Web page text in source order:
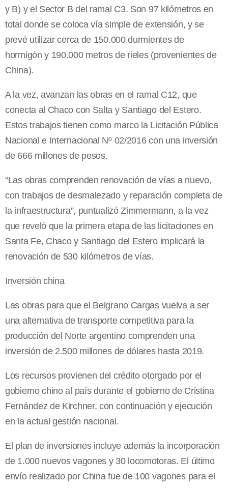
y B) y el Sector B del ramal C3. Son 97 kilómetros en
total donde se coloca vía simple de extensión, y se
prevé utilizar cerca de 150.000 durmientes de
hormigón y 190.000 metros de rieles (provenientes de
China).
A la vez, avanzan las obras en el ramal C12, que
conecta al Chaco con Salta y Santiago del Estero.
Estos trabajos tienen como marco la Licitación Pública
Nacional e Internacional Nº 02/2016 con una inversión
de 666 millones de pesos.
“Las obras comprenden renovación de vías a nuevo,
con trabajos de desmalezado y reparación completa de
la infraestructura”, puntualizó Zimmermann, a la vez
que reveló que la primera etapa de las licitaciones en
Santa Fe, Chaco y Santiago del Estero implicará la
renovación de 530 kilómetros de vías.
Inversión china
Las obras para que el Belgrano Cargas vuelva a ser
una alternativa de transporte competitiva para la
producción del Norte argentino comprenden una
inversión de 2.500 millones de dólares hasta 2019.
Los recursos provienen del crédito otorgado por el
gobierno chino al país durante el gobierno de Cristina
Fernández de Kirchner, con continuación y ejecución
en la actual gestión nacional.
El plan de inversiones incluye además la incorporación
de 1.000 nuevos vagones y 30 locomotoras. El último
envío realizado por China fue de 100 vagones para el